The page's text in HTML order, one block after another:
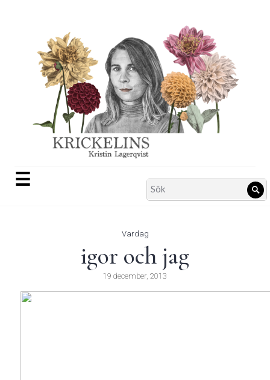
☰
Search
for:
Vardag
igor och jag
19 december, 2013